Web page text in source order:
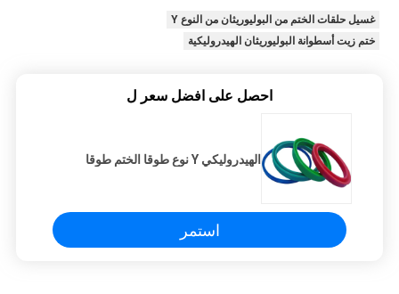
غسيل حلقات الختم من البوليوريثان من النوع Y
ختم زيت أسطوانة البوليوريثان الهيدروليكية
احصل على افضل سعر ل
الهيدروليكي Y نوع طوقا الختم طوقا
استمر